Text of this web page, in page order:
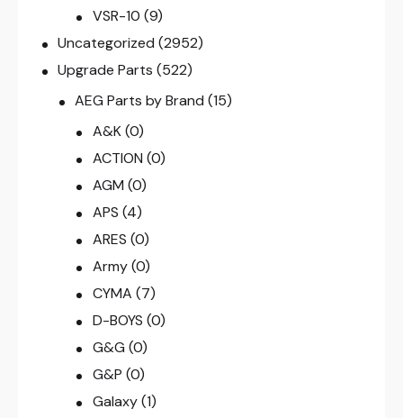
VSR-10 (9)
Uncategorized (2952)
Upgrade Parts (522)
AEG Parts by Brand (15)
A&K (0)
ACTION (0)
AGM (0)
APS (4)
ARES (0)
Army (0)
CYMA (7)
D-BOYS (0)
G&G (0)
G&P (0)
Galaxy (1)